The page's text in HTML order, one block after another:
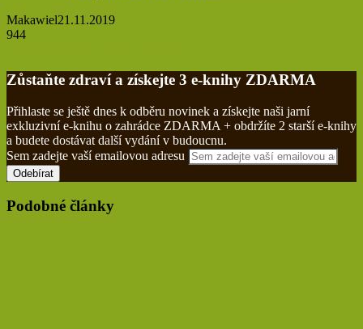
Makawiel21.11.2019
944
Zůstaňte zdraví a získejte 3 e-knihy ZDARMA
Přihlaste se ještě dnes k odběru novinek a získejte naši jarní
exkluzivní e-knihu o zahrádce ZDARMA + obdržíte 2 starší e-knihy
a budete dostávat další vydání v budoucnu.
Sem zadejte vaší emailovou adresu
Podobné články